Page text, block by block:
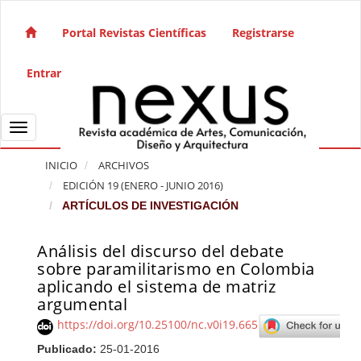
Navegación principal
Barra lateral
Portal Revistas Científicas Registrarse
Entrar
Toggle navigation
INICIO
ARCHIVOS
EDICIÓN 19 (ENERO - JUNIO 2016)
ARTÍCULOS DE INVESTIGACIÓN
Análisis del discurso del debate
sobre paramilitarismo en Colombia
aplicando el sistema de matriz
argumental
https://doi.org/10.25100/nc.v0i19.665
Publicado: 25-01-2016
Barra lateral del artículo